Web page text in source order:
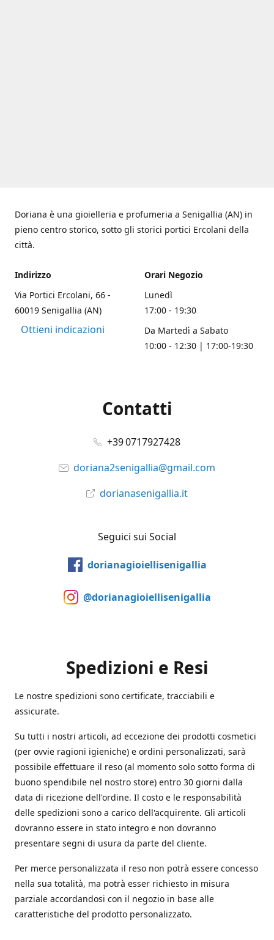
Doriana è una gioielleria e profumeria a Senigallia (AN) in
pieno centro storico, sotto gli storici portici Ercolani della
città.
Indirizzo
Via Portici Ercolani, 66 -
60019 Senigallia (AN)
Ottieni indicazioni
Orari Negozio
Lunedì
17:00 - 19:30
Da Martedì a Sabato
10:00 - 12:30 | 17:00-19:30
Contatti
+39 0717927428
doriana2senigallia@gmail.com
dorianasenigallia.it
Seguici sui Social
dorianagioiellisenigallia
@dorianagioiellisenigallia
Spedizioni e Resi
Le nostre spedizioni sono certificate, tracciabili e
assicurate.
Su tutti i nostri articoli, ad eccezione dei prodotti cosmetici
(per ovvie ragioni igieniche) e ordini personalizzati, sarà
possibile effettuare il reso (al momento solo sotto forma di
buono spendibile nel nostro store) entro 30 giorni dalla
data di ricezione dell'ordine. Il costo e le responsabilità
delle spedizioni sono a carico dell'acquirente. Gli articoli
dovranno essere in stato integro e non dovranno
presentare segni di usura da parte del cliente.
Per merce personalizzata il reso non potrà essere concesso
nella sua totalità, ma potrà esser richiesto in misura
parziale accordandosi con il negozio in base alle
caratteristiche del prodotto personalizzato.